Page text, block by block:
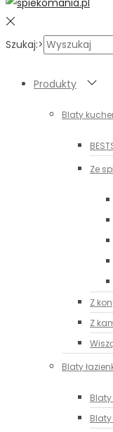
Szukaj:>
Produkty
Blaty
Ze
Z
Z
Blaty
Blaty